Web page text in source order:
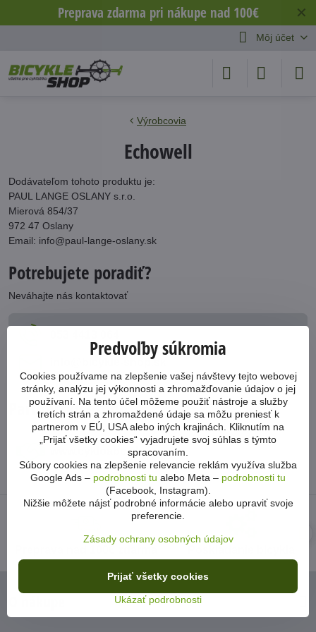
✕
Preprava zdarma pri nákupe nad 100€
Môj účet
Výrobcovia
Echowell
Dodávateľom tohoto produktu je:
PAUL LANGE OSLANY s.r.o.
Mierová 854/37
972 47 Oslany
Email: info@paul-lange-oslany.sk
Potrebujete poradiť?
Neváhajte nás kontaktovať
info​@bicykle-shop​.sk
Partnerský eshop
www​.cykloabc​.sk
Predvoľby súkromia
Cookies používame na zlepšenie vašej návštevy tejto webovej
stránky, analýzu jej výkonnosti a zhromažďovanie údajov o jej
používaní. Na tento účel môžeme použiť nástroje a služby
tretích strán a zhromaždené údaje sa môžu preniesť k
partnerom v EÚ, USA alebo iných krajinách. Kliknutím na
„Prijať všetky cookies“ vyjadrujete svoj súhlas s týmto
spracovaním.
Súbory cookies na zlepšenie relevancie reklám využíva služba
Google Ads – podrobnosti tu alebo Meta – podrobnosti tu
(Facebook, Instagram).
Nižšie môžete nájsť podrobné informácie alebo upraviť svoje
preferencie.
Zásady ochrany osobných údajov
Ukázať podrobnosti
Prijať všetky cookies